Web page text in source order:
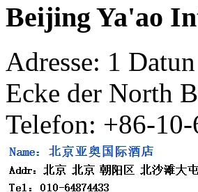
Beijing Ya'ao
Adresse: 1
Ecke der North
Telefon: +86-